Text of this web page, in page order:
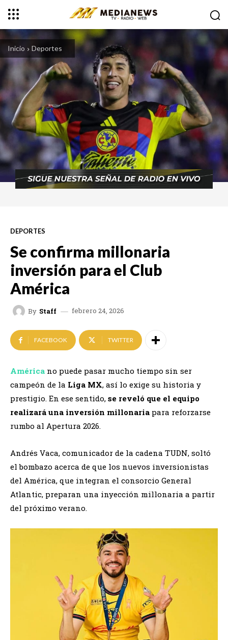
Inicio Deportes
DEPORTES
Se confirma millonaria
inversión para el Club
América
By Staff febrero 24, 2026
FACEBOOK TWITTER
América no puede pasar mucho tiempo sin ser
campeón de la Liga MX, así lo exige su historia y
prestigio. En ese sentido, se reveló que el equipo
realizará una inversión millonaria para reforzarse
rumbo al Apertura 2026.
Andrés Vaca, comunicador de la cadena TUDN, soltó
el bombazo acerca de que los nuevos inversionistas
del América, que integran el consorcio General
Atlantic, preparan una inyección millonaria a partir
del próximo verano.